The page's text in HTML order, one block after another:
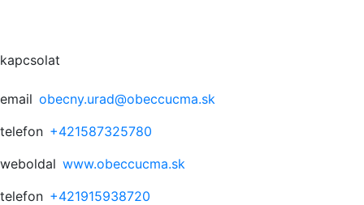
kapcsolat
email obecny.urad@obeccucma.sk
telefon +421587325780
weboldal www.obeccucma.sk
telefon +421915938720